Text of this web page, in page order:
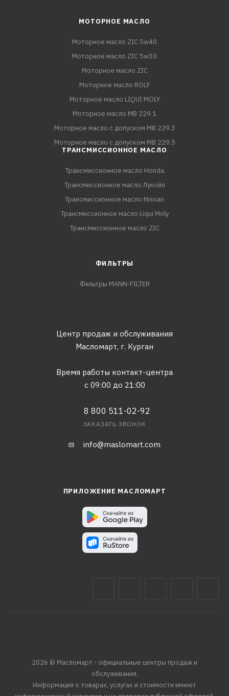
МОТОРНОЕ МАСЛО
Моторное масло ZIC 5w40
Моторное масло ZIC 5w30
Моторное масло ZIC
Моторное масло ROLF
Моторное масло LIQUI MOLY
Моторное масло MB 229.1
Моторное масло с допуском MB 229.3
Моторное масло с допуском MB 229.5
ТРАНСМИССИОННОЕ МАСЛО
Трансмиссионное масло Honda
Трансмиссионное масло Лукойл
Трансмиссионное масло Nissan
Трансмиссионное масло Liqui Moly
Трансмиссионное масло ZIC
ФИЛЬТРЫ
Фильтры MANN-FILTER
Центр продаж и обслуживания
Масломарт, г. Курган
Время работы контакт-центра
с 09:00 до 21:00
8 800 511-02-92
ЗАКАЗАТЬ ЗВОНОК
info@maslomart.com
ПРИЛОЖЕНИЕ МАСЛОМАРТ
2026 © Масломарт - официальные центры продаж и
обслуживания.
Информация о товарах, услугах и стоимости имеют